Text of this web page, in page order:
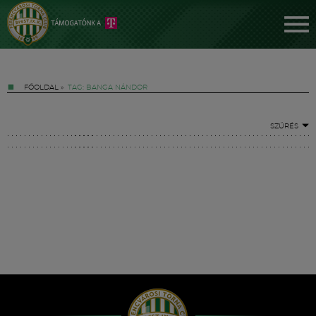
FŐOLDAL » TAG: BANGA NÁNDOR
SZŰRÉS
Hírek